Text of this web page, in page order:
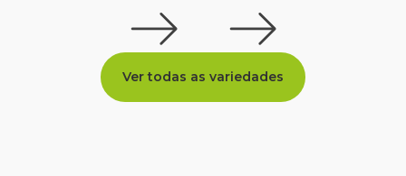
Ver todas as variedades